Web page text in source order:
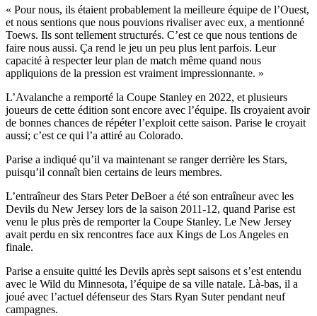
« Pour nous, ils étaient probablement la meilleure équipe de l’Ouest,
et nous sentions que nous pouvions rivaliser avec eux, a mentionné
Toews. Ils sont tellement structurés. C’est ce que nous tentions de
faire nous aussi. Ça rend le jeu un peu plus lent parfois. Leur
capacité à respecter leur plan de match même quand nous
appliquions de la pression est vraiment impressionnante. »
L’Avalanche a remporté la Coupe Stanley en 2022, et plusieurs
joueurs de cette édition sont encore avec l’équipe. Ils croyaient avoir
de bonnes chances de répéter l’exploit cette saison. Parise le croyait
aussi; c’est ce qui l’a attiré au Colorado.
Parise a indiqué qu’il va maintenant se ranger derrière les Stars,
puisqu’il connaît bien certains de leurs membres.
L’entraîneur des Stars Peter DeBoer a été son entraîneur avec les
Devils du New Jersey lors de la saison 2011-12, quand Parise est
venu le plus près de remporter la Coupe Stanley. Le New Jersey
avait perdu en six rencontres face aux Kings de Los Angeles en
finale.
Parise a ensuite quitté les Devils après sept saisons et s’est entendu
avec le Wild du Minnesota, l’équipe de sa ville natale. Là-bas, il a
joué avec l’actuel défenseur des Stars Ryan Suter pendant neuf
campagnes.